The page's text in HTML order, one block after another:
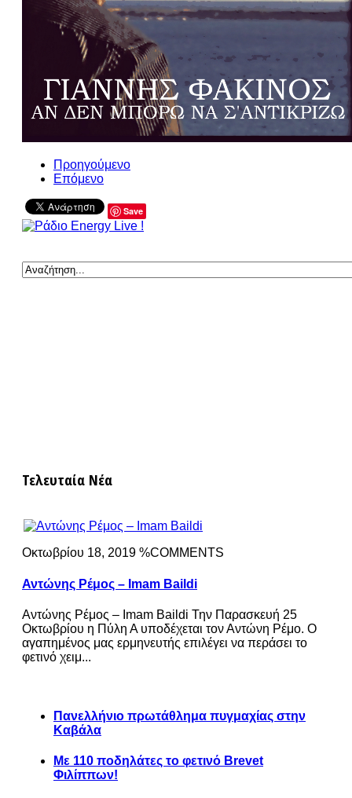
Προηγούμενο
Επόμενο
Save
Τελευταία Νέα
Οκτωβρίου 18, 2019 %COMMENTS
Αντώνης Ρέμος – Imam Baildi
Αντώνης Ρέμος – Imam Baildi Την Παρασκευή 25
Οκτωβρίου η Πύλη Α υποδέχεται τον Αντώνη Ρέμο. Ο
αγαπημένος μας ερμηνευτής επιλέγει να περάσει το
φετινό χειμ...
Πανελλήνιο πρωτάθλημα πυγμαχίας στην
Καβάλα
Με 110 ποδηλάτες το φετινό Brevet
Φιλίππων!